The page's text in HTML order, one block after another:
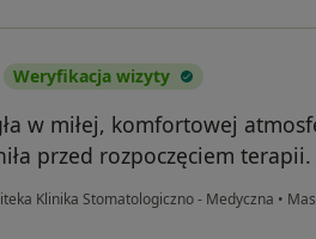
Weryfikacja wizyty
w miłej, komfortowej
przed rozpoczęciem
Klinika Stomatologiczno - Medyczna •